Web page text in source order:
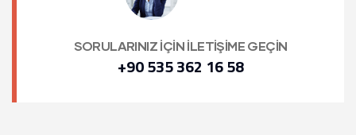
SORULARINIZ İÇİN İLETİŞİME GEÇİN
+90 535 362 16 58